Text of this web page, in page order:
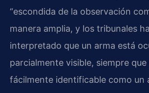
“escondida de la observación
manera amplia, y los tribunales
interpretado que un arma está
parcialmente visible, siempre que
fácilmente identificable como un